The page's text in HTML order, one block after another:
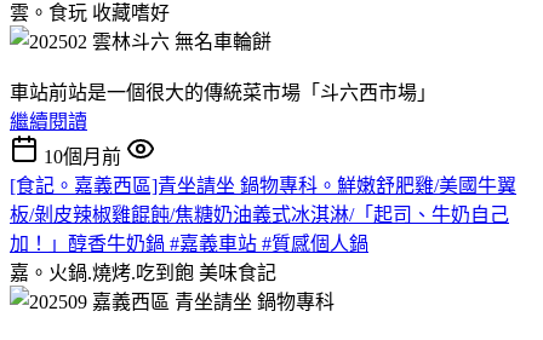
雲。食玩 收藏嗜好
車站前站是一個很大的傳統菜市場「斗六西市場」
繼續閱讀
10個月前
[食記。嘉義西區]青坐請坐 鍋物專科。鮮嫩舒肥雞/美國牛翼
板/剝皮辣椒雞餛飩/焦糖奶油義式冰淇淋/「起司、牛奶自己
加！」醇香牛奶鍋 #嘉義車站 #質感個人鍋
嘉。火鍋.燒烤.吃到飽 美味食記